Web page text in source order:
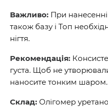
Важливо: При
також базу і Топ
нігтя.
Рекомендація:
густа. Щоб не
наносите тонким шаром.
Склад: Олігомер